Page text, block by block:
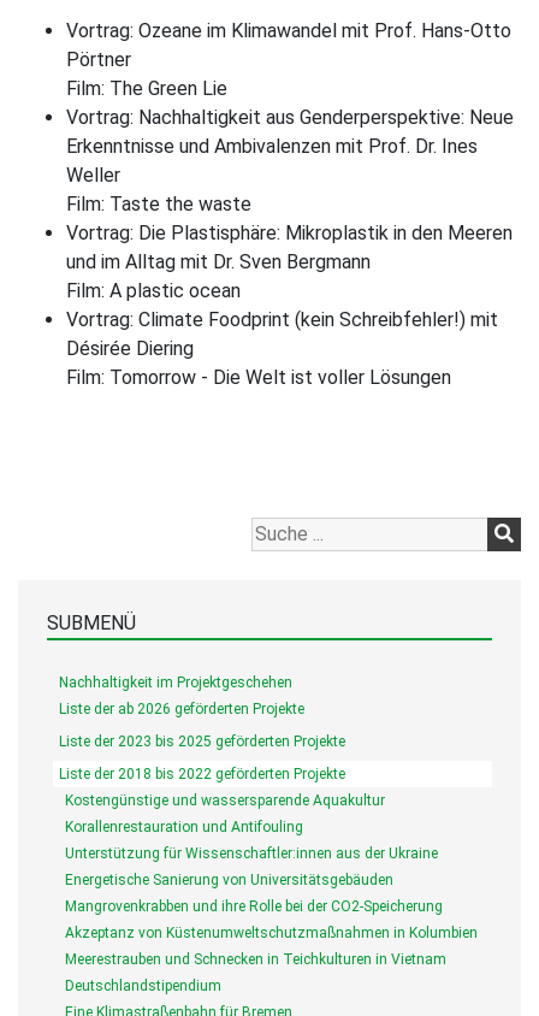
Vortrag: Ozeane im Klimawandel mit Prof. Hans-Otto
Pörtner
Film: The Green Lie
Vortrag: Nachhaltigkeit aus Genderperspektive: Neue
Erkenntnisse und Ambivalenzen mit Prof. Dr. Ines
Weller
Film: Taste the waste
Vortrag: Die Plastisphäre: Mikroplastik in den Meeren
und im Alltag mit Dr. Sven Bergmann
Film: A plastic ocean
Vortrag: Climate Foodprint (kein Schreibfehler!) mit
Désirée Diering
Film: Tomorrow - Die Welt ist voller Lösungen
SUBMENÜ
Nachhaltigkeit im Projektgeschehen
Liste der ab 2026 geförderten Projekte
Liste der 2023 bis 2025 geförderten Projekte
Liste der 2018 bis 2022 geförderten Projekte
Kostengünstige und wassersparende Aquakultur
Korallenrestauration und Antifouling
Unterstützung für Wissenschaftler:innen aus der Ukraine
Energetische Sanierung von Universitätsgebäuden
Mangrovenkrabben und ihre Rolle bei der CO2-Speicherung
Akzeptanz von Küstenumweltschutzmaßnahmen in Kolumbien
Meerestrauben und Schnecken in Teichkulturen in Vietnam
Deutschlandstipendium